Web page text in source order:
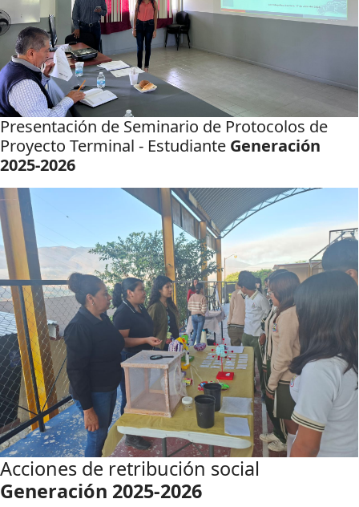
Presentación de Seminario de Protocolos de
Proyecto Terminal - Estudiante Generación
2025-2026
Acciones de retribución social
Generación 2025-2026